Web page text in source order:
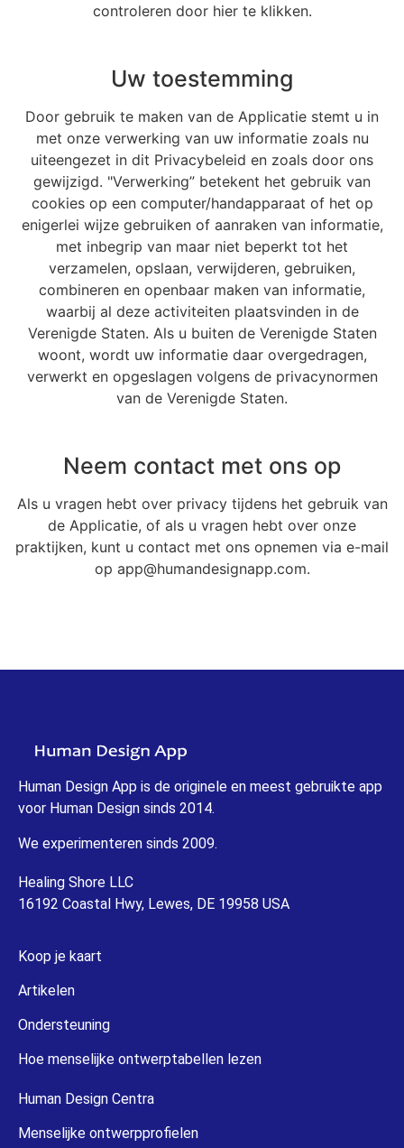
controleren door hier te klikken.
Uw toestemming
Door gebruik te maken van de Applicatie stemt u in
met onze verwerking van uw informatie zoals nu
uiteengezet in dit Privacybeleid en zoals door ons
gewijzigd. "Verwerking” betekent het gebruik van
cookies op een computer/handapparaat of het op
enigerlei wijze gebruiken of aanraken van informatie,
met inbegrip van maar niet beperkt tot het
verzamelen, opslaan, verwijderen, gebruiken,
combineren en openbaar maken van informatie,
waarbij al deze activiteiten plaatsvinden in de
Verenigde Staten. Als u buiten de Verenigde Staten
woont, wordt uw informatie daar overgedragen,
verwerkt en opgeslagen volgens de privacynormen
van de Verenigde Staten.
Neem contact met ons op
Als u vragen hebt over privacy tijdens het gebruik van
de Applicatie, of als u vragen hebt over onze
praktijken, kunt u contact met ons opnemen via e-mail
op app@humandesignapp.com.
Human Design App is de originele en meest gebruikte app
voor Human Design sinds 2014.
We experimenteren sinds 2009.
Healing Shore LLC
16192 Coastal Hwy, Lewes, DE 19958 USA
Koop je kaart
Artikelen
Ondersteuning
Hoe menselijke ontwerptabellen lezen
Human Design Centra
Menselijke ontwerpprofielen